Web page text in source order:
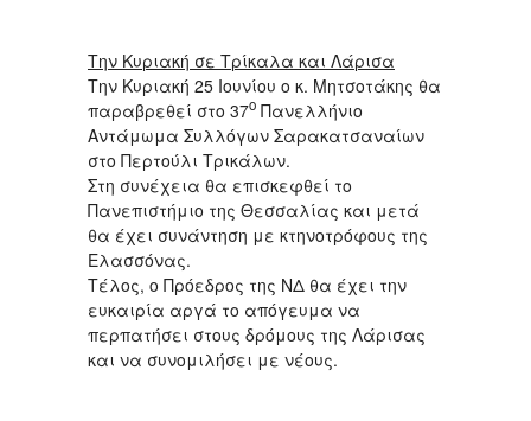
Την Κυριακή σε Τρίκαλα και Λάρισα
Την Κυριακή 25 Ιουνίου ο κ. Μητσοτάκης θα
παραβρεθεί στο 37ο Πανελλήνιο
Αντάμωμα Συλλόγων Σαρακατσαναίων
στο Περτούλι Τρικάλων.
Στη συνέχεια θα επισκεφθεί το
Πανεπιστήμιο της Θεσσαλίας και μετά
θα έχει συνάντηση με κτηνοτρόφους της
Ελασσόνας.
Τέλος, ο Πρόεδρος της ΝΔ θα έχει την
ευκαιρία αργά το απόγευμα να
περπατήσει στους δρόμους της Λάρισας
και να συνομιλήσει με νέους.